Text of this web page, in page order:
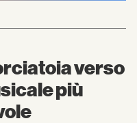
verso
più